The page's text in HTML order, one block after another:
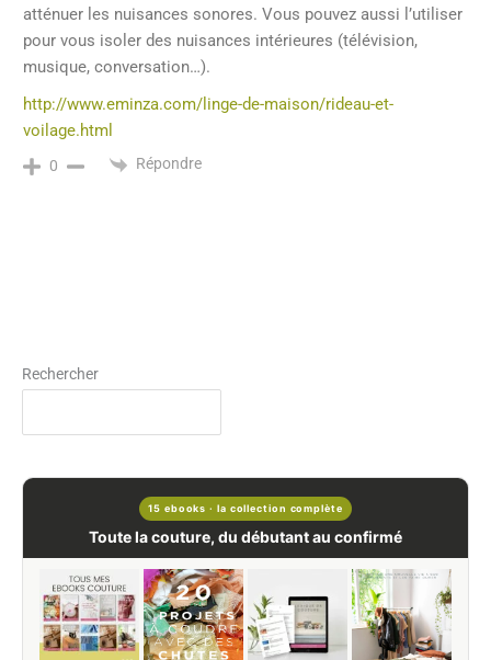
atténuer les nuisances sonores. Vous pouvez aussi l’utiliser
pour vous isoler des nuisances intérieures (télévision,
musique, conversation…).
http://www.eminza.com/linge-de-maison/rideau-et-
voilage.html
0 Répondre
Rechercher
15 ebooks · la collection complète
Toute la couture, du débutant au confirmé